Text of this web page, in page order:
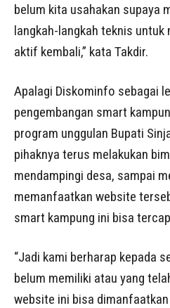
belum kita usahakan supaya
langkah-langkah teknis
aktif kembali,” kata Takdir.
Apalagi Diskominfo sebagai
pengembangan smart
program unggulan Bupati
pihaknya terus melakukan
mendampingi desa, sampai
memanfaatkan website
smart kampung ini bisa
“Jadi kami berharap kepada
belum memiliki atau yang
website ini bisa